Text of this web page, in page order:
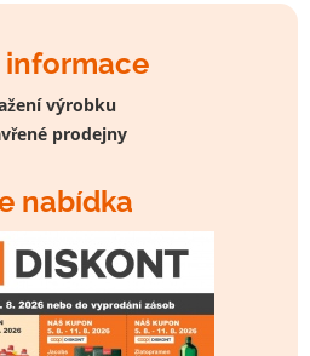
informace
výrobku
prodejny
nabídka